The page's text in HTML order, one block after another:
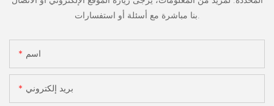
اسم
بريد إلكتروني